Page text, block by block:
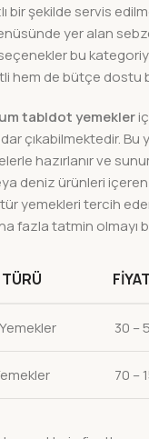
bir şekilde servis
yer alan
bu
hem de bütçe dostu
tabldot yemekler
çıkabilmektedir.
hazırlanır ve
deniz ürünleri
tür yemekleri tercih
fazla tatmin olmayı
30 –
70 –